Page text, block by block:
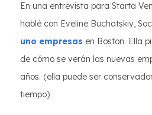
En una entrevista para Starta
hablé con Eveline Buchatskiy,
uno empresas en Boston. Ella
de cómo se verán las nuevas
años. (ella puede ser
tiempo)